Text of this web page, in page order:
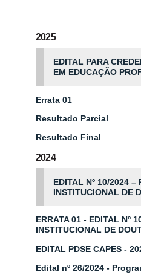
2025
EDITAL PARA
EM EDUCAÇÃO
Errata 01
Resultado Parcial
Resultado Final
2024
EDITAL Nº 10/2024 –
INSTITUCIONAL DE
ERRATA 01 - EDITAL Nº
INSTITUCIONAL DE
EDITAL PDSE CAPES -
Edital nº 26/2024 -